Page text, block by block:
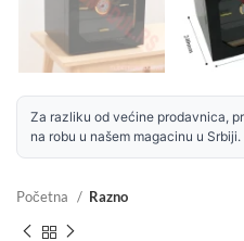
Za razliku od većine prodavnica,
na robu u našem magacinu u Srbiji.
Početna Razno